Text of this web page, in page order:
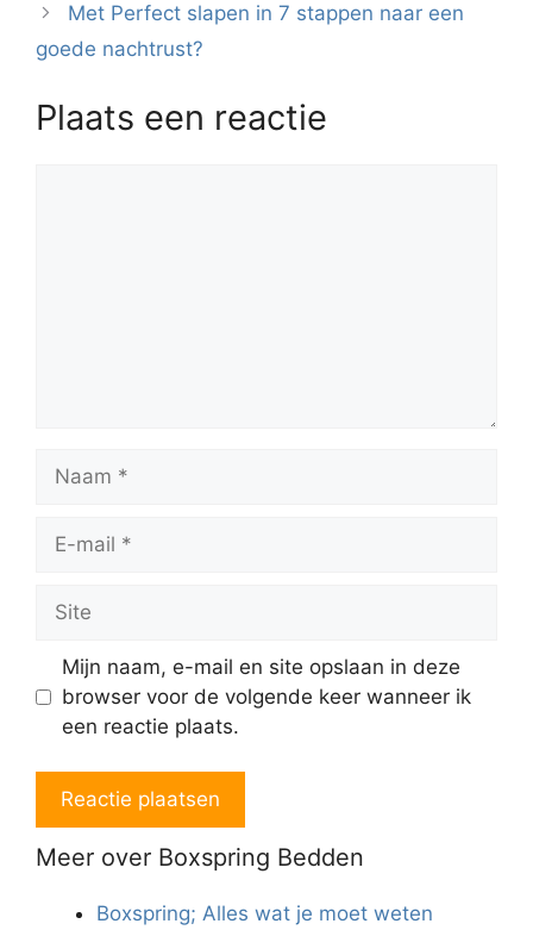
Met Perfect slapen in 7 stappen naar een
goede nachtrust?
Plaats een reactie
mail
Mijn naam, e-mail en site opslaan in deze
browser voor de volgende keer wanneer ik
een reactie plaats.
Meer over Boxspring Bedden
Boxspring; Alles wat je moet weten